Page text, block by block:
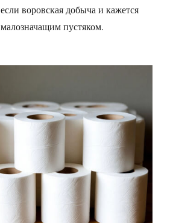
если воровская добыча и кажется
малозначащим пустяком.